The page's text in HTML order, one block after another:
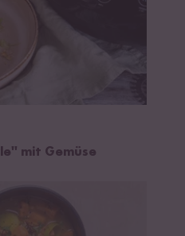
mit Gemüse